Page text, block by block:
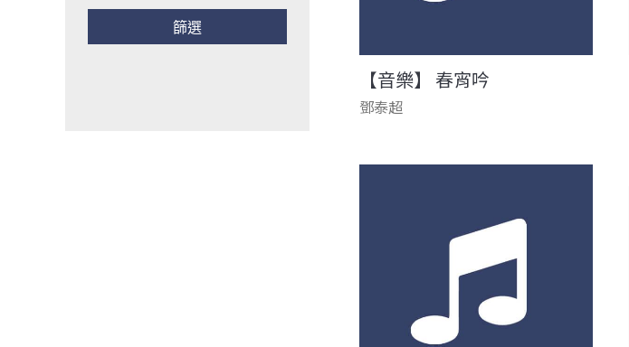
【音樂】 春宵吟
鄧泰超